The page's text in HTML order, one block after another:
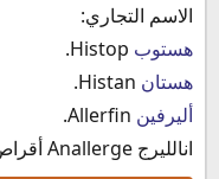
الاسم التجاري:
هستوب
هستان
أليرفين
انالليرج Anallerge أقراص.